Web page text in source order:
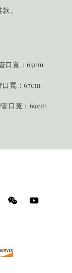
。
口寬：65cm
口寬：67cm
口寬：69cm